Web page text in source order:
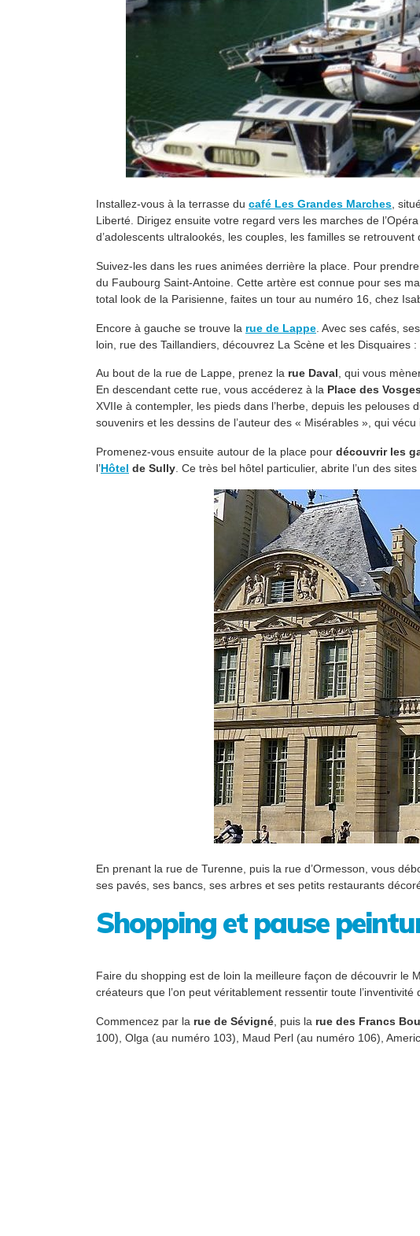
Installez-vous à la terrasse du café Les Grandes Marches ,
Liberté. Dirigez ensuite votre regard vers les marches de
d’adolescents ultralookés, les couples, les familles se retrouvent
Suivez-les dans les rues animées derrière la place. Pour
du Faubourg Saint-Antoine. Cette artère est connue pour ses
total look de la Parisienne, faites un tour au numéro 16, chez
Encore à gauche se trouve la rue de Lappe . Avec ses cafés,
loin, rue des Taillandiers, découvrez La Scène et les Disquaires
Au bout de la rue de Lappe, prenez la rue Daval, qui vous
En descendant cette rue, vous accéderez à la Place des Vosges
XVIIe à contempler, les pieds dans l’herbe, depuis les pelouses
souvenirs et les dessins de l’auteur des « Misérables », qui
Promenez-vous ensuite autour de la place pour découvrir les
l’Hôtel de Sully . Ce très bel hôtel particulier, abrite l’un des
En prenant la rue de Turenne, puis la rue d’Ormesson, vous
ses pavés, ses bancs, ses arbres et ses petits restaurants
Shopping et pause
Faire du shopping est de loin la meilleure façon de découvrir le
créateurs que l’on peut véritablement ressentir toute
Commencez par la rue de Sévigné, puis la rue des Francs
100), Olga (au numéro 103), Maud Perl (au numéro 106),